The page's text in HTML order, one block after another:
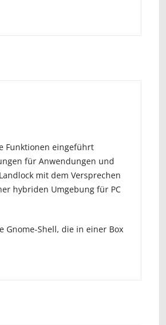
Funktionen eingeführt
für Anwendungen und
mit dem Versprechen
hybriden Umgebung für PC
Gnome-Shell, die in einer Box